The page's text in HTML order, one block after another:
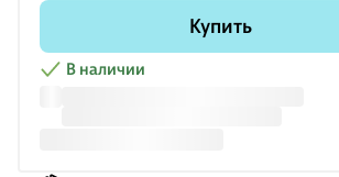
элегантности. Этот недатированный
свободу выбирать, когда и как
позволяя вам ловить мгновения
Купить
В наличии